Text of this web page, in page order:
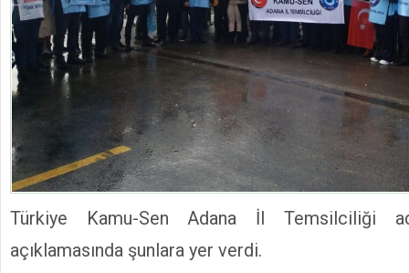
Türkiye Kamu-Sen Adana İl Temsilciliği
açıklamasında şunlara yer verdi.